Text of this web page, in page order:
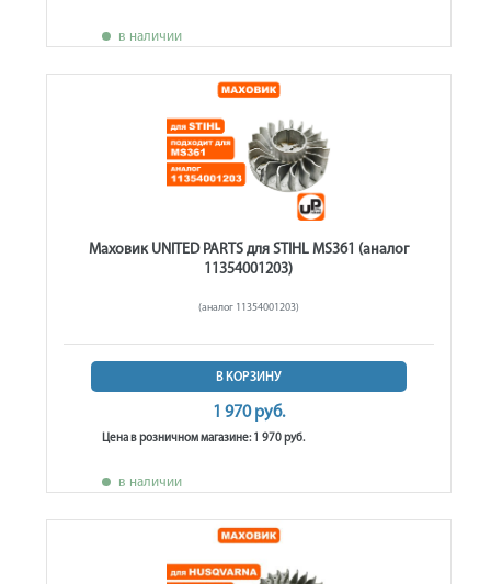
в наличии
Маховик UNITED PARTS для STIHL MS361 (аналог
11354001203)
(аналог 11354001203)
В КОРЗИНУ
1 970 руб.
Цена в розничном магазине: 1 970 руб.
в наличии